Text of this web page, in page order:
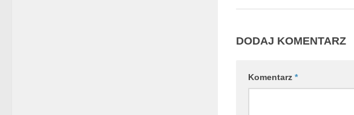
DODAJ KOMENTARZ
Komentarz *